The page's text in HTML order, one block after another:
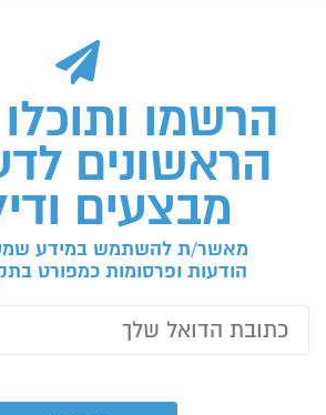
הרשמו
הראשונים
מבצעים
מאשר/ת להשתמש במידע
הודעות ופרסומות כמפורט